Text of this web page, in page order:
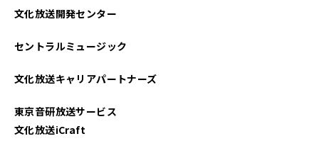
文化放送開発センター
セントラルミュージック
文化放送キャリアパートナーズ
東京音研放送サービス
文化放送iCraft